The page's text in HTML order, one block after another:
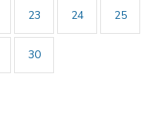
23 24 25
30